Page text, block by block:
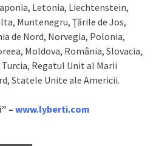
Letonia, Liechtenstein,
Muntenegru, Țările de Jos,
de Nord, Norvegia, Polonia,
Moldova, România, Slovacia,
Turcia, Regatul Unit al Marii
Statele Unite ale Americii.
– www.lyberti.com